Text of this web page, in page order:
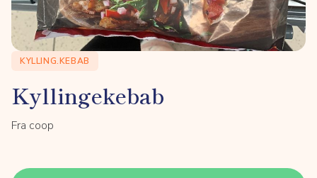
KYLLING.KEBAB
Kyllingekebab
Fra coop